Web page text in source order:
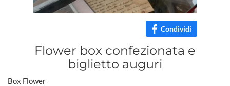
Condividi
Flower box confezionata e
biglietto auguri
Box Flower